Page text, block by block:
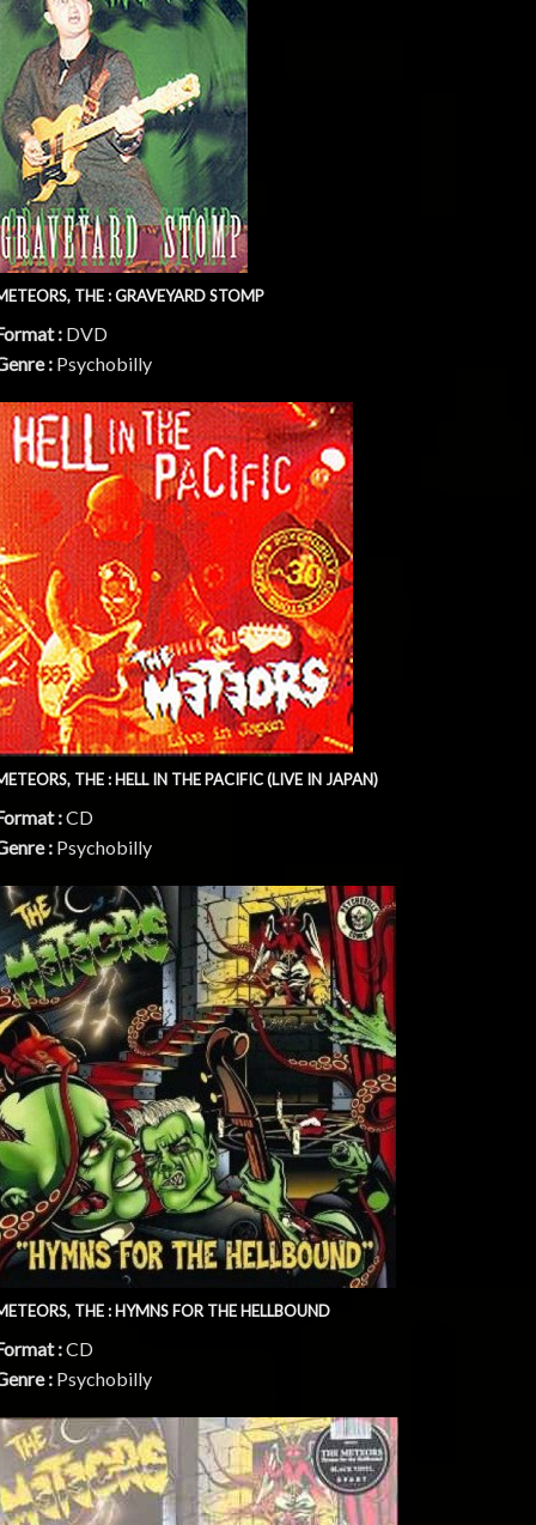
THE : GRAVEYARD STOMP
: DVD
: Psychobilly
THE : HELL IN THE PACIFIC (LIVE IN JAPAN)
:CD
: Psychobilly
THE : HYMNS FOR THE HELLBOUND
:CD
: Psychobilly